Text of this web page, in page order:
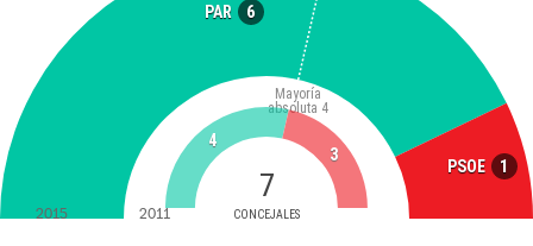
PAR 6
PSOE 1
7
CONCEJALES
Mayoría
absoluta 4
4
3
2015 2011